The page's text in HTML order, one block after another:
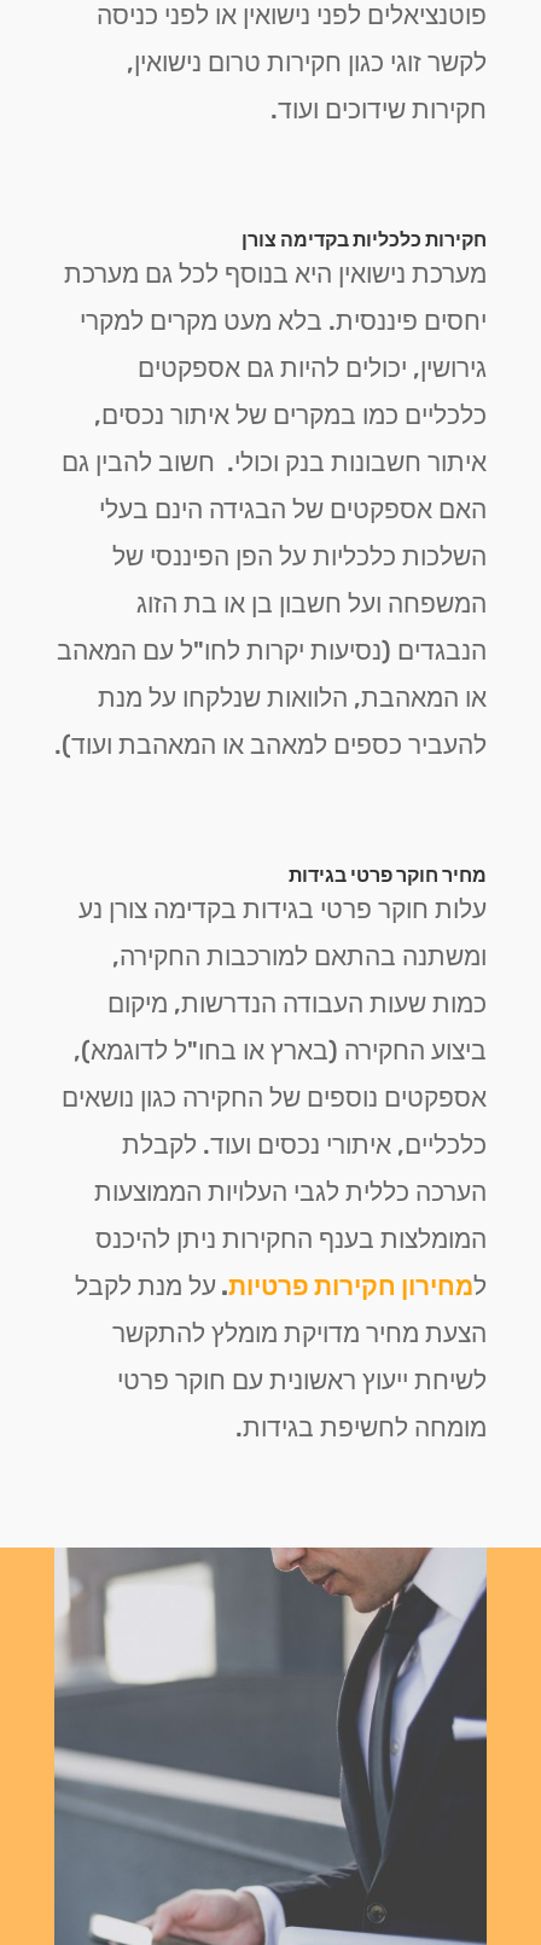
פוטנציאלים לפני נישואין או לפני כניסה
לקשר זוגי כגון חקירות טרום נישואין,
חקירות שידוכים ועוד.
חקירות כלכליות בקדימה צורן
מערכת נישואין היא בנוסף לכל גם מערכת
יחסים פיננסית. בלא מעט מקרים למקרי
גירושין, יכולים להיות גם אספקטים
כלכליים כמו במקרים של איתור נכסים,
איתור חשבונות בנק וכולי. חשוב להבין גם
האם אספקטים של הבגידה הינם בעלי
השלכות כלכליות על הפן הפיננסי של
המשפחה ועל חשבון בן או בת הזוג
הנבגדים (נסיעות יקרות לחו"ל עם המאהב
או המאהבת, הלוואות שנלקחו על מנת
להעביר כספים למאהב או המאהבת ועוד).
מחיר חוקר פרטי בגידות
עלות חוקר פרטי בגידות בקדימה צורן נע
ומשתנה בהתאם למורכבות החקירה,
כמות שעות העבודה הנדרשות, מיקום
ביצוע החקירה (בארץ או בחו"ל לדוגמא),
אספקטים נוספים של החקירה כגון נושאים
כלכליים, איתורי נכסים ועוד. לקבלת
הערכה כללית לגבי העלויות הממוצעות
המומלצות בענף החקירות ניתן להיכנס
למחירון חקירות פרטיות. על מנת לקבל
הצעת מחיר מדויקת מומלץ להתקשר
לשיחת ייעוץ ראשונית עם חוקר פרטי
מומחה לחשיפת בגידות.